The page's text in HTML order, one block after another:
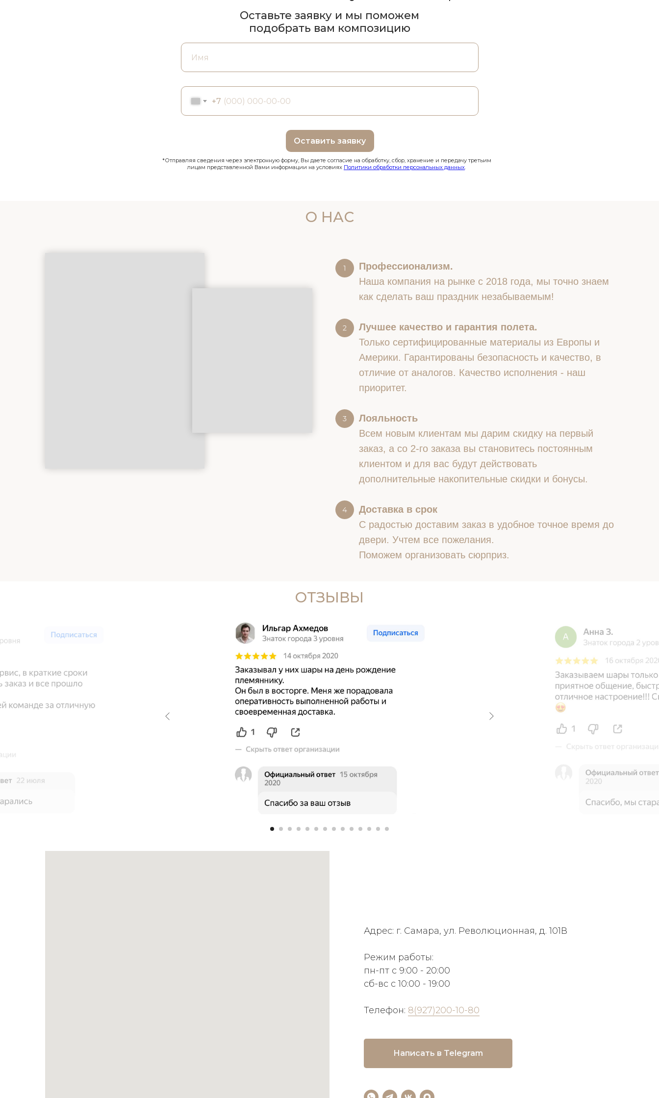
+7
Оставить заявку
Оставьте заявку и мы поможем
подобрать вам композицию
*Отправляя сведения через электронную форму, Вы даете согласие на обработку, сбор, хранение и передачу третьим
лицам представленной Вами информации на условиях Политики обработки персональных данных.
О НАС
Профессионализм.
Наша компания на рынке с 2018 года, мы точно знаем
как сделать ваш праздник незабываемым!
Лучшее качество и гарантия полета.
Только сертифицированные материалы из Европы и
Америки. Гарантированы безопасность и качество, в
отличие от аналогов. Качество исполнения - наш
приоритет.
Лояльность
Всем новым клиентам мы дарим скидку на первый
заказ, а со 2-го заказа вы становитесь постоянным
клиентом и для вас будут действовать
дополнительные накопительные скидки и бонусы.
Доставка в срок
С радостью доставим заказ в удобное точное время до
двери. Учтем все пожелания.
Поможем организовать сюрприз.
ОТЗЫВЫ
Адрес: г. Самара, ул. Революционная, д. 101В
Режим работы:
пн-пт с 9:00 - 20:00
сб-вс с 10:00 - 19:00
Телефон: 8(927)200-10-80
Написать в Telegram